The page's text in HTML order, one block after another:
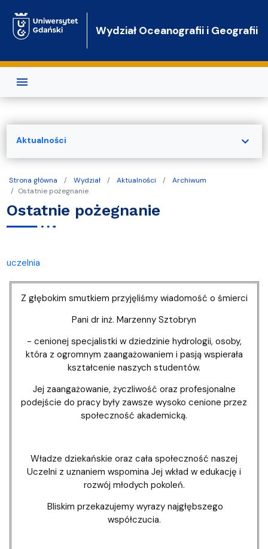
Wydział Oceanografii i Geografii
Strona główna Wydział Aktualności
Archiwum
Ostatnie pożegnanie
Ostatnie pożegnanie
uczelnia
Z głębokim smutkiem przyjęliśmy wiadomość o śmierci
Pani dr inż. Marzenny Sztobryn
- cenionej specjalistki w dziedzinie hydrologii, osoby,
która z ogromnym zaangażowaniem i pasją wspierała
kształcenie naszych studentów.
Jej zaangażowanie, życzliwość oraz profesjonalne
podejście do pracy były zawsze wysoko cenione przez
społeczność akademicką.
Władze dziekańskie oraz cała społeczność naszej
Uczelni z uznaniem wspomina Jej wkład w edukację i
rozwój młodych pokoleń.
Bliskim przekazujemy wyrazy najgłębszego
współczucia.
Aktualności expand_more